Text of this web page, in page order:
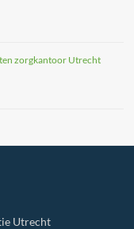
zorgkantoor Utrecht
Utrecht